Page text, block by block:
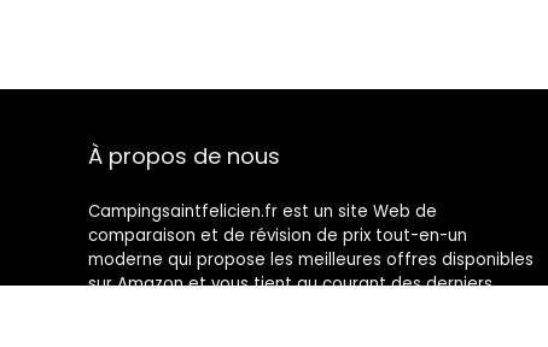
À propos de nous
Campingsaintfelicien.fr est un site Web de
comparaison et de révision de prix tout-en-un
moderne qui propose les meilleures offres disponibles
sur Amazon et vous tient au courant des derniers